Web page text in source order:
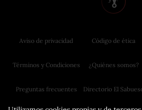
Aviso de privacidad
Términos y Condiciones
Preguntas frecuentes
Código de ética
¿Quiénes somos?
Directorio El